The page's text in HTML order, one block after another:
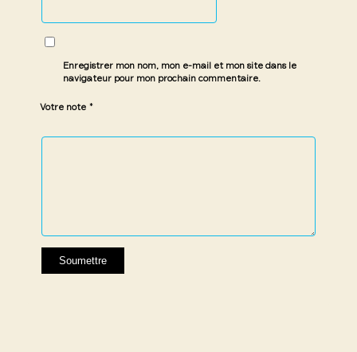
Enregistrer mon nom, mon e-mail et mon site dans le
navigateur pour mon prochain commentaire.
Votre note *
1 étoile
2 étoiles
3 étoiles
4 étoiles
5 étoiles